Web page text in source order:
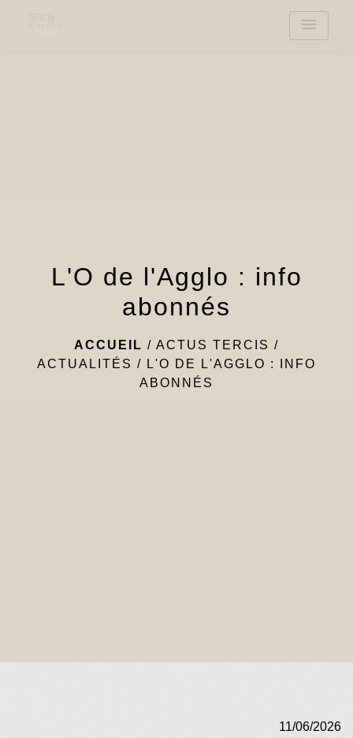
menu
L'O de l'Agglo : info
abonnés
ACCUEIL / ACTUS TERCIS /
ACTUALITÉS / L'O DE L'AGGLO : INFO
ABONNÉS
11/06/2026